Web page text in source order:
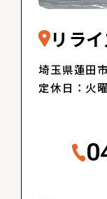
リラ
埼玉県蓮田
定休日：火